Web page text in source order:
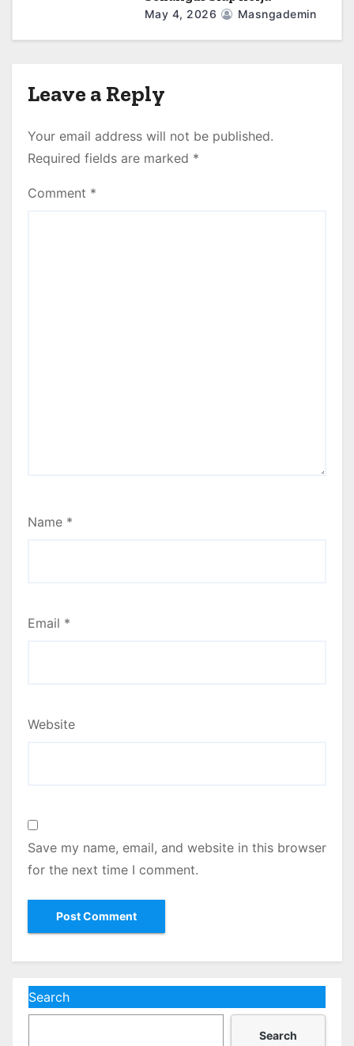
May 4, 2026 Masngademin
Leave a Reply
Your email address will not be published.
Required fields are marked *
Comment *
Name *
Email *
Website
Save my name, email, and website in this browser
for the next time I comment.
Search
Search